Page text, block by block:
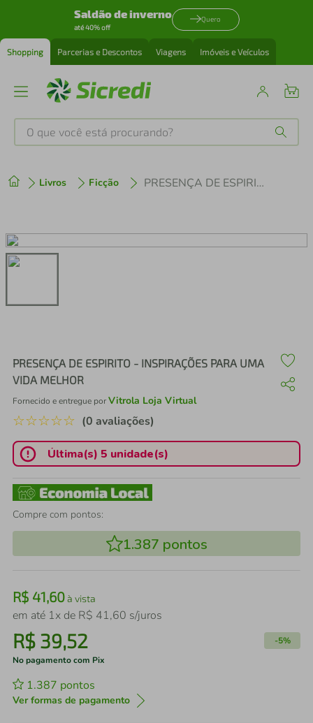
Saldão de inverno
até 40% off
Quero
Shopping Parcerias e Descontos Viagens Imóveis e Veículos
O que você está procurando?
Livros Ficção PRESENÇA DE ESPIRITO - INSPIRAÇÕES PARA UMA VIDA MELHOR
PRESENÇA DE ESPIRITO - INSPIRAÇÕES PARA UMA
VIDA MELHOR
Fornecido e entregue porVitrola Loja Virtual
☆☆☆☆☆ (0 avaliações)
Última(s) 5 unidade(s)
Compre com pontos:
1.387 pontos
R$ 41,60à vista
em até 1x de R$ 41,60 s/juros
R$ 39,52 -5%
No pagamento com Pix
1.387 pontos
Ver formas de pagamento
2º cafeteira